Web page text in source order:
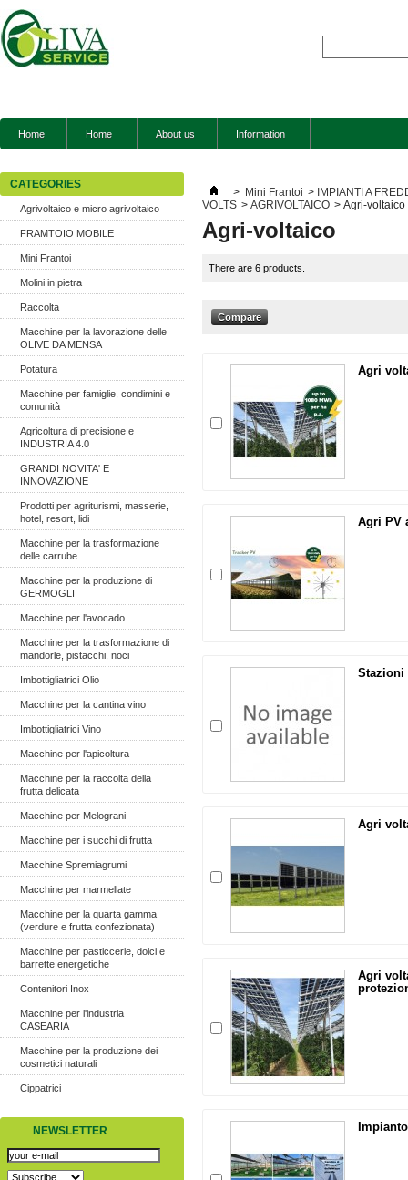
Home Home About us Information
CATEGORIES
Agrivoltaico e micro agrivoltaico
FRAMTOIO MOBILE
Mini Frantoi
Molini in pietra
Raccolta
Macchine per la lavorazione delle
OLIVE DA MENSA
Potatura
Macchine per famiglie, condimini e
comunità
Agricoltura di precisione e
INDUSTRIA 4.0
GRANDI NOVITA' E
INNOVAZIONE
Prodotti per agriturismi, masserie,
hotel, resort, lidi
Macchine per la trasformazione
delle carrube
Macchine per la produzione di
GERMOGLI
Macchine per l'avocado
Macchine per la trasformazione di
mandorle, pistacchi, noci
Imbottigliatrici Olio
Macchine per la cantina vino
Imbottigliatrici Vino
Macchine per l'apicoltura
Macchine per la raccolta della
frutta delicata
Macchine per Melograni
Macchine per i succhi di frutta
Macchine Spremiagrumi
Macchine per marmellate
Macchine per la quarta gamma
(verdure e frutta confezionata)
Macchine per pasticcerie, dolci e
barrette energetiche
Contenitori Inox
Macchine per l'industria
CASEARIA
Macchine per la produzione dei
cosmetici naturali
Cippatrici
NEWSLETTER
> Mini Frantoi > IMPIANTI A
VOLTS > AGRIVOLTAICO > Agri-voltaico
Agri-voltaico
There are 6 products.
Agri
Agri PV
Stazioni
Agri
Agri